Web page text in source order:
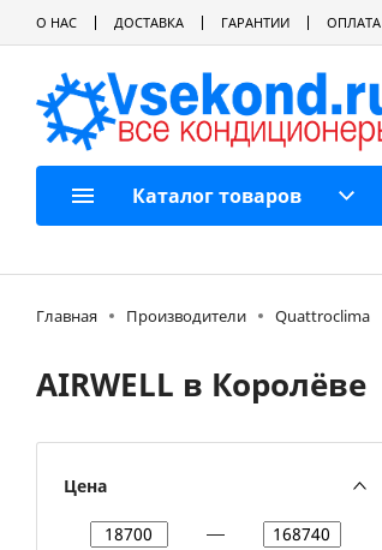
О НАС ДОСТАВКА ГАРАНТИИ ОПЛАТА
Каталог товаров
Главная Производители Quattroclima
AIRWELL в Королёве
Цена